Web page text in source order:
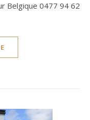
Belgique 0477 94 62